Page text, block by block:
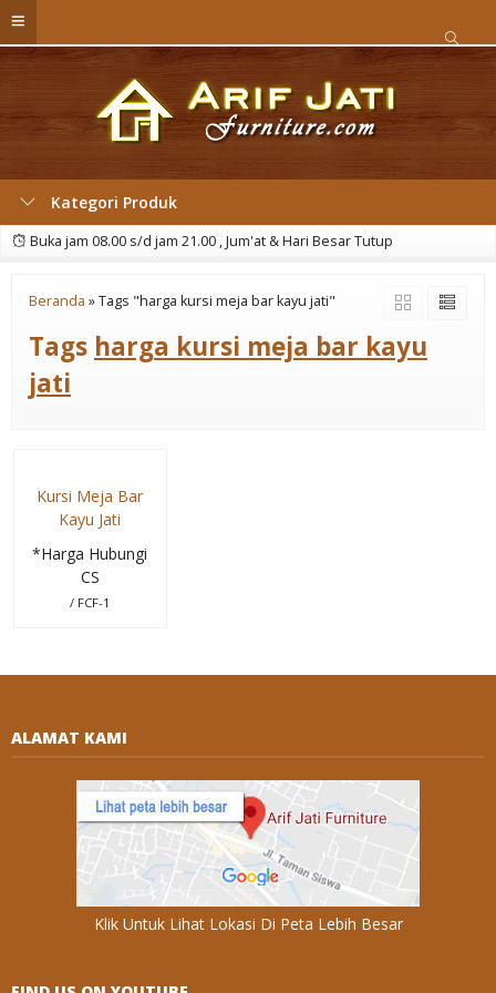
Kategori Produk
Buka jam 08.00 s/d jam 21.00 , Jum'at & Hari Besar Tutup
Beranda »Tags "harga kursi meja bar kayu jati"
Tags harga kursi meja bar kayu
jati
Kursi Meja Bar
Kayu Jati
*Harga Hubungi
CS
/ FCF-1
ALAMAT KAMI
Klik Untuk Lihat Lokasi Di Peta Lebih Besar